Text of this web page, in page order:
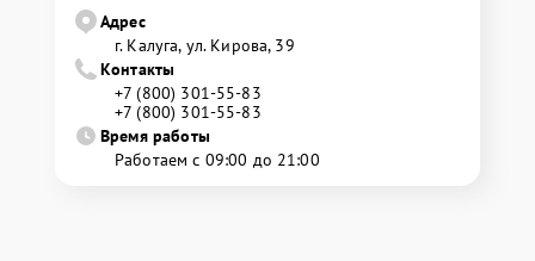
Адрес
г. Калуга, ул. Кирова, 39
Контакты
+7 (800) 301-55-83
+7 (800) 301-55-83
Время работы
Работаем с 09:00 до 21:00